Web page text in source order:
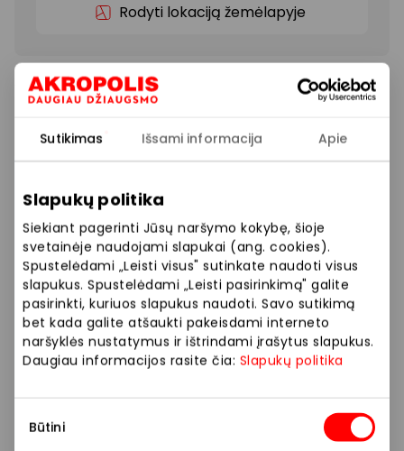
Sutikimas Išsami informacija Apie
Slapukų politika
Siekiant pagerinti Jūsų naršymo kokybę, šioje
svetainėje naudojami slapukai (ang. cookies).
Spustelėdami „Leisti visus" sutinkate naudoti visus
slapukus. Spustelėdami „Leisti pasirinkimą" galite
pasirinkti, kuriuos slapukus naudoti. Savo sutikimą
bet kada galite atšaukti pakeisdami interneto
naršyklės nustatymus ir ištrindami įrašytus slapukus.
Daugiau informacijos rasite čia: Slapukų politika
pasirinkimas
Būtini
Rodyti lokaciją žemėlapyje
Atrinktiems produktams iki 35 % nuolaida!
Prekybos ir pramogų centre „AKROPOLIS“
veikiančios parduotuvės ir paslaugų teikėjai
dydžius bei kitas aktualias sąlygas.
Stengiamės kuo tiksliau pateikti aktualią
informaciją, tačiau, jei kyla neatitikimų tarp mūsų
tinklalapyje pateiktos informacijos ir faktinės
informacijos parduotuvėje ar paslaugų teikimo
vietoje, visada vadovaukitės tuo, kas nurodyta
konkrečioje parduotuvėje ar paslaugų teikimo
Visais klausimais, susijusiais su konkrečiomis